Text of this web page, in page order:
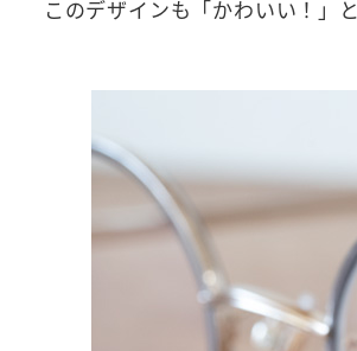
このデザインも「かわいい！」